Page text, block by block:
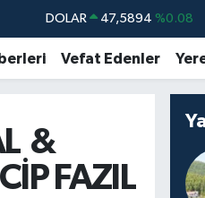
DOLAR 47,5894 %0.08
EURO 55,0398 %-0.02
STERLİN 64,1581 %0.16
%4.44
BITCOIN 64.927,78 %1.32
Vefat Edenler
&
FAZIL